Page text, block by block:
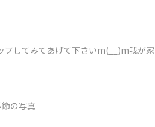
してみてあげて下さいm(__)m我が
の写真